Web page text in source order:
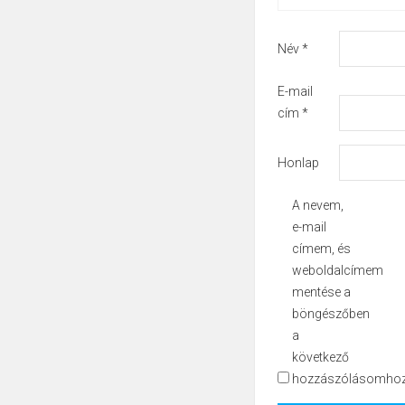
Név*
E-mail
cím *
Honlap
A nevem,
e-mail
címem, és
weboldalcímem
mentése a
böngészőben
a
következő